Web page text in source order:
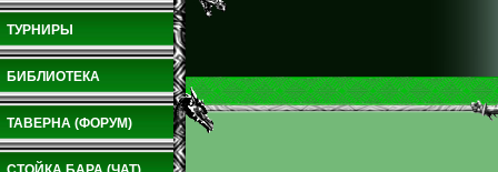
ТУРНИРЫ
БИБЛИОТЕКА
ТАВЕРНА (ФОРУМ)